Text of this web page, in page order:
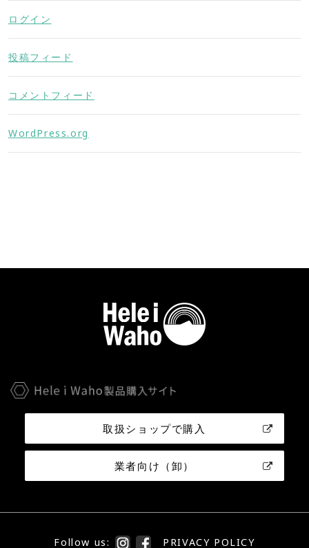
ログイン
投稿フィード
コメントフィード
WordPress.org
取扱ショップで購入
業者向け（卸）
Follow us: PRIVACY POLICY